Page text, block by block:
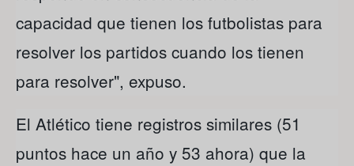
capacidad que tienen los futbolistas para
resolver los partidos cuando los tienen
para resolver", expuso.
El Atlético tiene registros similares (51
puntos hace un año y 53 ahora) que la